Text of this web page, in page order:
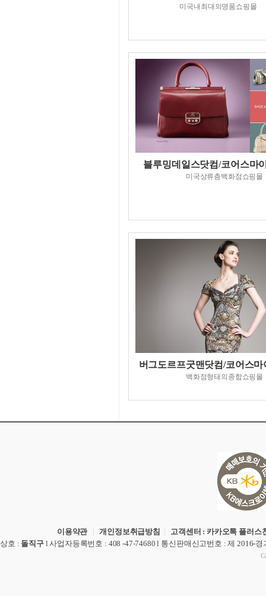
미국내최대의명품쇼핑몰
블루밍데일스닷컴/코어스마
미국상류층백화점쇼핑몰
버그도르프굿맨닷컴/코어스
백화점형태의종합쇼핑몰
이용약관 |개인정보취급방침 | 고객센터 : 카카오톡 플러스
상호 : 돌직구 l사업자등록번호 : 408 -47-74680 l 통신판매신고번호 : 제 2016-